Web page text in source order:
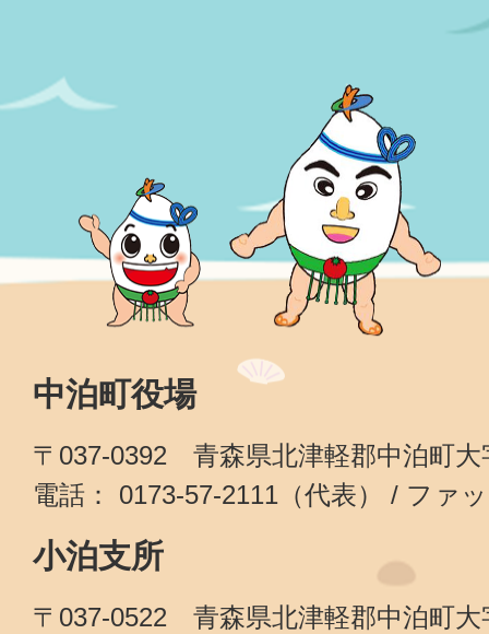
中泊町役場
〒037-0392 青森県北津軽郡中泊町大
電話： 0173-57-2111（代表） / ファ
小泊支所
〒037-0522 青森県北津軽郡中泊町大